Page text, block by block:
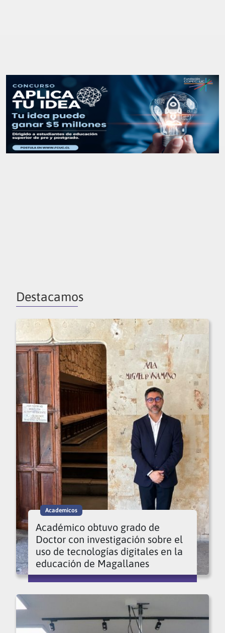
Destacamos
Academicos
Académico obtuvo grado de
Doctor con investigación sobre el
uso de tecnologías digitales en la
educación de Magallanes